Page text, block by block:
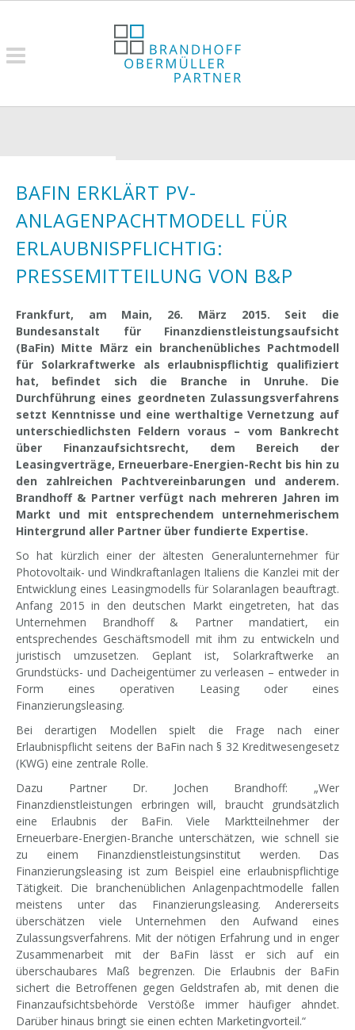
BAFIN ERKLÄRT PV-
ANLAGENPACHTMODELL FÜR
ERLAUBNISPFLICHTIG:
PRESSEMITTEILUNG VON B&P
Frankfurt, am Main, 26. März 2015. Seit die
Bundesanstalt für Finanzdienstleistungsaufsicht
(BaFin) Mitte März ein branchenübliches Pachtmodell
für Solarkraftwerke als erlaubnispflichtig qualifiziert
hat, befindet sich die Branche in Unruhe. Die
Durchführung eines geordneten Zulassungsverfahrens
setzt Kenntnisse und eine werthaltige Vernetzung auf
unterschiedlichsten Feldern voraus – vom Bankrecht
über Finanzaufsichtsrecht, dem Bereich der
Leasingverträge, Erneuerbare-Energien-Recht bis hin zu
den zahlreichen Pachtvereinbarungen und anderem.
Brandhoff & Partner verfügt nach mehreren Jahren im
Markt und mit entsprechendem unternehmerischem
Hintergrund aller Partner über fundierte Expertise.
So hat kürzlich einer der ältesten Generalunternehmer für
Photovoltaik- und Windkraftanlagen Italiens die Kanzlei mit der
Entwicklung eines Leasingmodells für Solaranlagen beauftragt.
Anfang 2015 in den deutschen Markt eingetreten, hat das
Unternehmen Brandhoff & Partner mandatiert, ein
entsprechendes Geschäftsmodell mit ihm zu entwickeln und
juristisch umzusetzen. Geplant ist, Solarkraftwerke an
Grundstücks- und Dacheigentümer zu verleasen – entweder in
Form eines operativen Leasing oder eines
Finanzierungsleasing.
Bei derartigen Modellen spielt die Frage nach einer
Erlaubnispflicht seitens der BaFin nach § 32 Kreditwesengesetz
(KWG) eine zentrale Rolle.
Dazu Partner Dr. Jochen Brandhoff: „Wer
Finanzdienstleistungen erbringen will, braucht grundsätzlich
eine Erlaubnis der BaFin. Viele Marktteilnehmer der
Erneuerbare-Energien-Branche unterschätzen, wie schnell sie
zu einem Finanzdienstleistungsinstitut werden. Das
Finanzierungsleasing ist zum Beispiel eine erlaubnispflichtige
Tätigkeit. Die branchenüblichen Anlagenpachtmodelle fallen
meistens unter das Finanzierungsleasing. Andererseits
überschätzen viele Unternehmen den Aufwand eines
Zulassungsverfahrens. Mit der nötigen Erfahrung und in enger
Zusammenarbeit mit der BaFin lässt er sich auf ein
überschaubares Maß begrenzen. Die Erlaubnis der BaFin
sichert die Betroffenen gegen Geldstrafen ab, mit denen die
Finanzaufsichtsbehörde Verstöße immer häufiger ahndet.
Darüber hinaus bringt sie einen echten Marketingvorteil.“